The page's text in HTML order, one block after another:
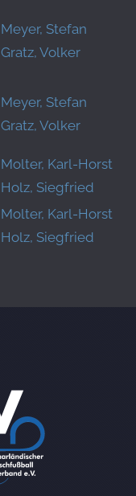
Meyer, Stefan
Gratz, Volker
Meyer, Stefan
Gratz, Volker
Molter, Karl-Horst
Holz, Siegfried
Molter, Karl-Horst
Holz, Siegfried